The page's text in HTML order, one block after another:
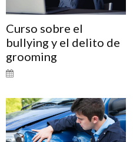
Curso sobre el
bullying y el delito de
grooming